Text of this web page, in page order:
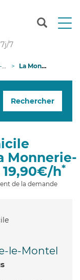
T
n
g
i
o
7
La Monnerie-le-Montel
Rechercher
Monnerie-
19,90€/h*
de la demande
le-Montel